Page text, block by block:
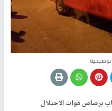
برصاص قوات الاحتلال